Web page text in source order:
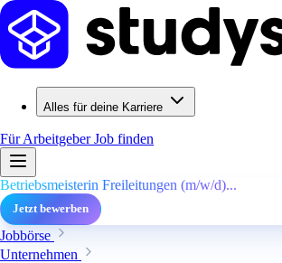
Alles für deine Karriere
Für ArbeitgeberJob finden
Betriebsmeisterin Freileitungen (m/w/d)...
Jetzt bewerben
Jobbörse
Unternehmen